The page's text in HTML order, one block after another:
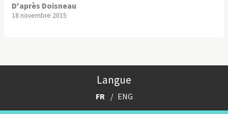
D'après Doisneau
18 novembre 2015
Langue
FR ENG